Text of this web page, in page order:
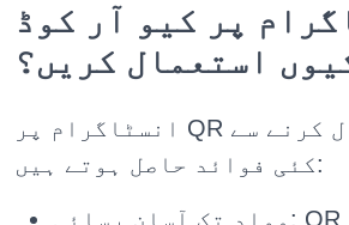
پر کیو آر کوڈ
استعمال کریں؟
انسٹاگرام پر QR کوڈ استعمال کرنے سے
کئی فوائد حاصل ہوتے ہیں:
مواد تک آسان رسائی: QR کوڈز صارفین